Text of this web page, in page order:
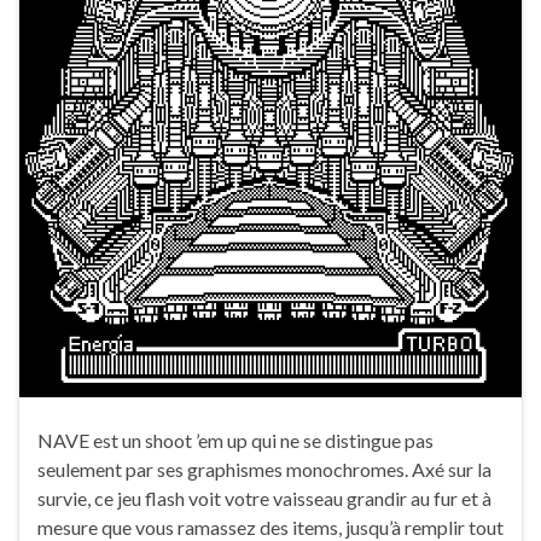
NAVE est un shoot ’em up qui ne se distingue pas
seulement par ses graphismes monochromes. Axé sur la
survie, ce jeu flash voit votre vaisseau grandir au fur et à
mesure que vous ramassez des items, jusqu’à remplir tout